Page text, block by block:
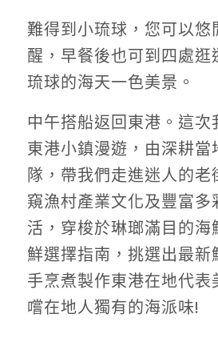
難得到小琉球，您可以悠
醒，早餐後也可到四處逛
琉球的海天一色美景。
中午搭船返回東港。這次
東港小鎮漫遊，由深耕當
隊，帶我們走進迷人的老
窺漁村產業文化及豐富多
活，穿梭於琳瑯滿目的海
鮮選擇指南，挑選出最新
手烹煮製作東港在地代表
嚐在地人獨有的海派味!